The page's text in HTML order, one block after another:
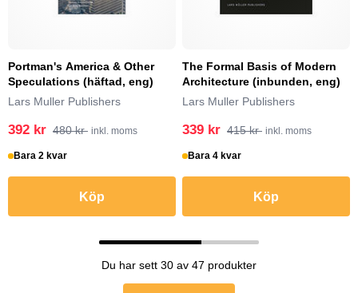
Portman's America & Other
Speculations (häftad, eng)
Lars Muller Publishers
392 kr 480 kr inkl. moms
Bara 2 kvar
Köp
The Formal Basis of Modern
Architecture (inbunden, eng)
Lars Muller Publishers
339 kr 415 kr inkl. moms
Bara 4 kvar
Köp
Du har sett 30 av 47 produkter